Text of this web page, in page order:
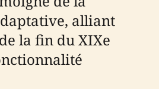
alliant
la fin du XIXe